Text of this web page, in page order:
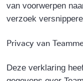
van voorwerpen
verzoek
Privacy van
Deze verklaring